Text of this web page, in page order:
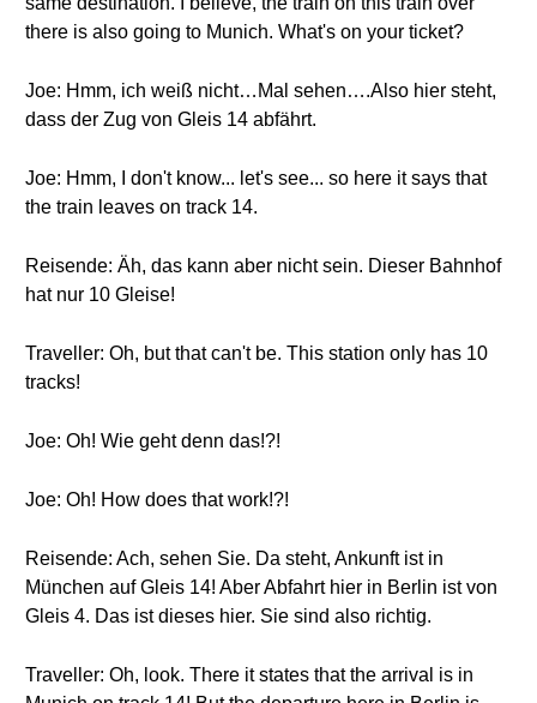
there is also going to Munich. What's on your ticket?
Joe: Hmm, ich weiß nicht…Mal sehen….Also hier steht,
dass der Zug von Gleis 14 abfährt.
Joe: Hmm, I don't know... let's see... so here it says that
the train leaves on track 14.
Reisende: Äh, das kann aber nicht sein. Dieser Bahnhof
hat nur 10 Gleise!
Traveller: Oh, but that can't be. This station only has 10
tracks!
Joe: Oh! Wie geht denn das!?!
Joe: Oh! How does that work!?!
Reisende: Ach, sehen Sie. Da steht, Ankunft ist in
München auf Gleis 14! Aber Abfahrt hier in Berlin ist von
Gleis 4. Das ist dieses hier. Sie sind also richtig.
Traveller: Oh, look. There it states that the arrival is in